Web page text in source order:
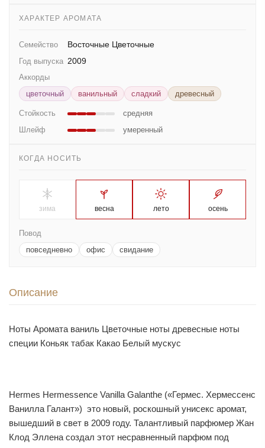
ХАРАКТЕР АРОМАТА
Семейство Восточные Цветочные
Год выпуска 2009
Аккорды
цветочный
ванильный сладкий древесный
Стойкость
средняя
Шлейф
умеренный
КОГДА НОСИТЬ
зима весна лето осень
Повод
повседневно
офис свидание
Описание
Ноты Аромата ваниль Цветочные ноты древесные ноты
специи Коньяк табак Какао Белый мускус
Hermes Hermessence Vanilla Galanthe («Гермес. Хермессенс
Ванилла Галант») это новый, роскошный унисекс аромат,
вышедший в свет в 2009 году. Талантливый парфюмер Жан
Клод Эллена создал этот несравненный парфюм под